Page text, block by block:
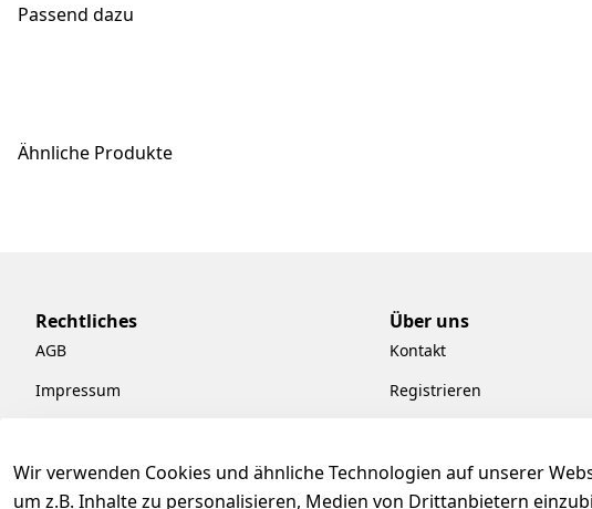
Passend dazu
Ähnliche Produkte
Wir verwenden Cookies und ähnliche Technologien auf unserer
um z.B. Inhalte zu personalisieren, Medien von Drittanbietern
Rechtliches
AGB
Impressum
Barrierefreiheitserklärung
Über uns
Kontakt
Registrieren
Pflege & Kundendienst